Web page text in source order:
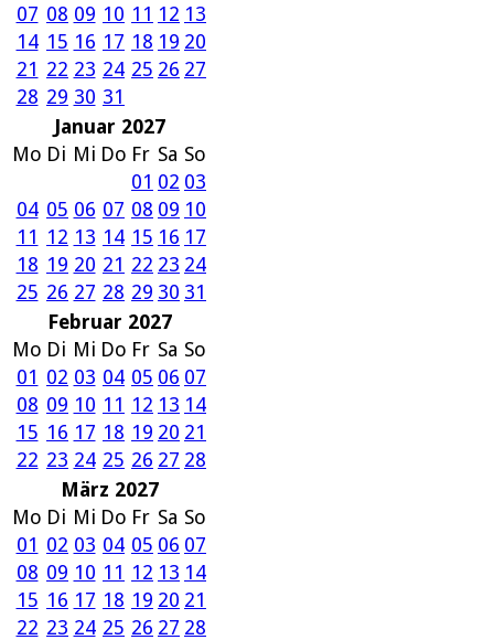
07 08 09 10 11 12 13
14 15 16 17 18 19 20
21 22 23 24 25 26 27
28 29 30 31
Januar 2027
Mo Di Mi Do Fr Sa So
01 02 03
04 05 06 07 08 09 10
11 12 13 14 15 16 17
18 19 20 21 22 23 24
25 26 27 28 29 30 31
Februar 2027
Mo Di Mi Do Fr Sa So
01 02 03 04 05 06 07
08 09 10 11 12 13 14
15 16 17 18 19 20 21
22 23 24 25 26 27 28
März 2027
Mo Di Mi Do Fr Sa So
01 02 03 04 05 06 07
08 09 10 11 12 13 14
15 16 17 18 19 20 21
22 23 24 25 26 27 28